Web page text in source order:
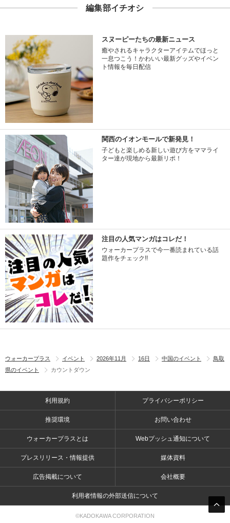
編集部イチオシ
スヌーピーたちの最新ニュース
癒やされるキャラクターアイテムでほっと
一息つこう！かわいい最新グッズやイベン
ト情報を毎日配信
関西のイオンモールで新発見！
子どもと楽しめる新しい遊び方をママライ
ター達が現地から最新リポ！
注目の人気マンガはコレだ！
ウォーカープラスで今一番読まれている話
題作をチェック!!
ウォーカープラス イベント 2026年11月 16日 中国のイベント
鳥取
県のイベント
カウントダウン
利用規約 プライバシーポリシー
推奨環境 お問い合わせ
ウォーカープラスとは Webプッシュ通知について
プレスリリース・情報提供 媒体資料
広告掲載について 会社概要
利用者情報の外部送信について
©KADOKAWA CORPORATION